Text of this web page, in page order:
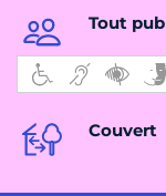
Tout
Couvert